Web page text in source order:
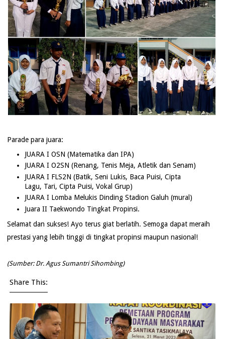
Parade para juara:
JUARA I OSN (Matematika dan IPA)
JUARA I O2SN (Renang, Tenis Meja, Atletik dan Senam)
JUARA I FLS2N (Batik, Seni Lukis, Baca Puisi, Cipta
Lagu, Tari, Cipta Puisi, Vokal Grup)
JUARA I Lomba Melukis Dinding Stadion Galuh (mural)
Juara II Taekwondo Tingkat Propinsi.
Selamat dan sukses! Ayo terus giat berlatih. Semoga dapat meraih
prestasi yang lebih tinggi di tingkat propinsi maupun nasional!
(Sumber: Dr. Agus Sumantri Sihombing)
Share This: